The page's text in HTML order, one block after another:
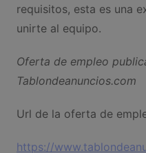
requisitos, esta es una
unirte al equipo.
Oferta de empleo
Tablondeanuncios.com
Url de la oferta de
https://